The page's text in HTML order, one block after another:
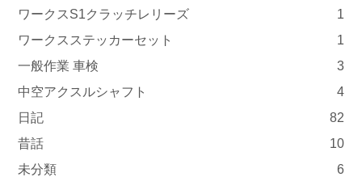
ワークスS1クラッチレリーズ
1
ワークスステッカーセット
1
一般作業 車検
3
中空アクスルシャフト
4
日記
82
昔話
10
未分類
6